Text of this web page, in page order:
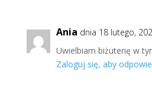
Ania dnia 18 lutego,
Uwielbiam biżuterię w
Zaloguj się, aby